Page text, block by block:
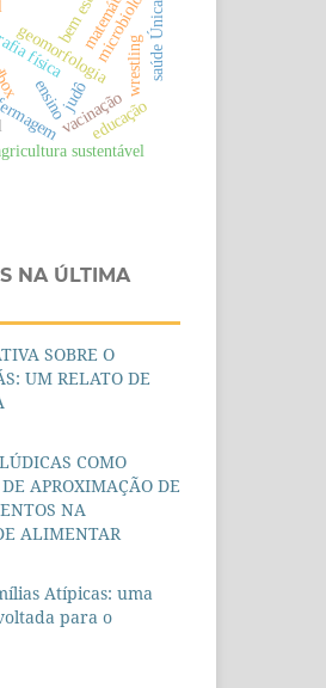
física
geomorfologia
vacinação
microbiologia
ensino
sustentável
bem estar
educação
judô wrestlingsaúde Única
NA ÚLTIMA
SOBRE O
UM RELATO DE
COMO
APROXIMAÇÃO DE
NA
ALIMENTAR
Atípicas: uma
para o